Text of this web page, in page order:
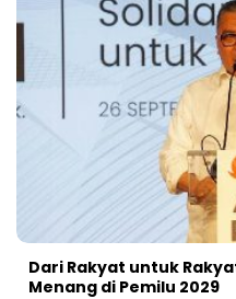
Dari Rakyat untuk
Menang di Pemilu 2029